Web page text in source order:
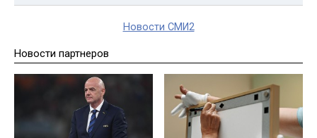
Новости СМИ2
Новости партнеров